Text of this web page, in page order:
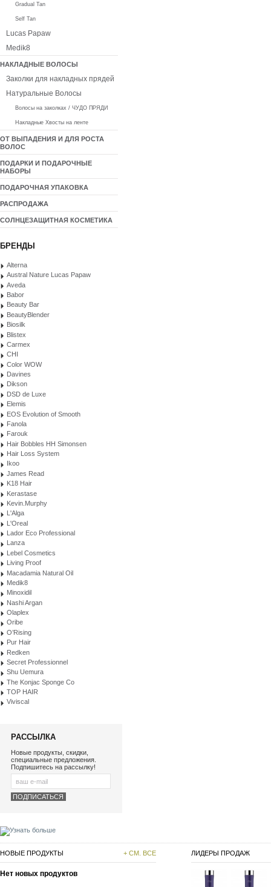
Gradual Tan
Self Tan
Lucas Papaw
Medik8
НАКЛАДНЫЕ ВОЛОСЫ
Заколки для накладных прядей
Натуральные Волосы
Волосы на заколках / ЧУДО ПРЯДИ
Накладные Хвосты на ленте
ОТ ВЫПАДЕНИЯ И ДЛЯ РОСТА
ВОЛОС
ПОДАРКИ И ПОДАРОЧНЫЕ
НАБОРЫ
ПОДАРОЧНАЯ УПАКОВКА
РАСПРОДАЖА
СОЛНЦЕЗАЩИТНАЯ КОСМЕТИКА
БРЕНДЫ
Alterna
Austral Nature Lucas Papaw
Aveda
Babor
Beauty Bar
BeautyBlender
Biosilk
Blistex
Carmex
CHI
Color WOW
Davines
Dikson
DSD de Luxe
Elemis
EOS Evolution of Smooth
Fanola
Farouk
Hair Bobbles HH Simonsen
Hair Loss System
Ikoo
James Read
K18 Hair
Kerastase
Kevin.Murphy
L'Alga
L'Oreal
Lador Eco Professional
Lanza
Lebel Cosmetics
Living Proof
Macadamia Natural Oil
Medik8
Minoxidil
Nashi Argan
Olaplex
Oribe
O’Rising
Pur Hair
Redken
Secret Professionnel
Shu Uemura
The Konjac Sponge Co
TOP HAIR
Viviscal
РАССЫЛКА
Новые продукты, скидки,
специальные предложения.
Подпишитесь на рассылку!
НОВЫЕ ПРОДУКТЫ + СМ. ВСЕ
Нет новых продуктов
ЛИДЕРЫ ПРОДАЖ